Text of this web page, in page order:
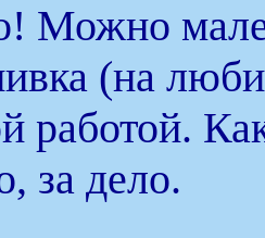
Можно
(на
работой.
за дело.